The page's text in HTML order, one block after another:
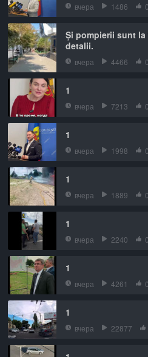
вчера 1486 0
Și pompierii sunt
detalii.
вчера 4466 0
1
вчера 7213 0
1
вчера 1998 0
1
вчера 1889 0
1
вчера 2240 0
1
вчера 4261 0
1
вчера 22877